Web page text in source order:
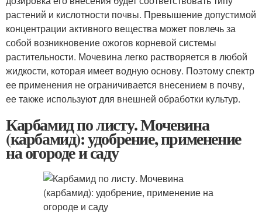
растений и кислотности почвы. Превышение допустимой
концентрации активного вещества может повлечь за
собой возникновение ожогов корневой системы
растительности. Мочевина легко растворяется в любой
жидкости, которая имеет водную основу. Поэтому спектр
ее применения не ограничивается внесением в почву,
ее также используют для внешней обработки культур.
Карбамид по листу. Мочевина
(карбамид): удобрение, применение
на огороде и саду